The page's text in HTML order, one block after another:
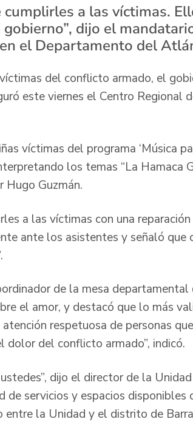
a las víctimas.
dijo el
el Departamento del
del conflicto armado, el
este viernes el Centro Regional
víctimas del programa ‘Música
los temas “La Hamaca
Hugo Guzmán.
a las víctimas con una
ante los asistentes y señaló que
de la mesa
el amor, y destacó que lo más
respetuosa de personas
del conflicto armado”, indicó.
dijo el director de la
de servicios y espacios disponibles
la Unidad y el distrito de